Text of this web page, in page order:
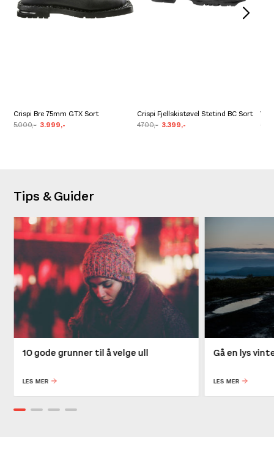
Crispi Bre 75mm GTX Sort
5.000,- 3.999,-
Crispi Fjellskistøvel Stetind BC Sort
4.700,- 3.399,-
VJ
Tips & Guider
10 gode grunner til å velge ull
LES MER
Gå en lys
LES MER